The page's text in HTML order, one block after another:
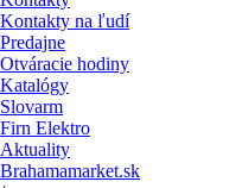
Kontakty na ľudí
Predajne
Otváracie hodiny
Katalógy
Slovarm
Firn Elektro
Aktuality
Brahamamarket.sk